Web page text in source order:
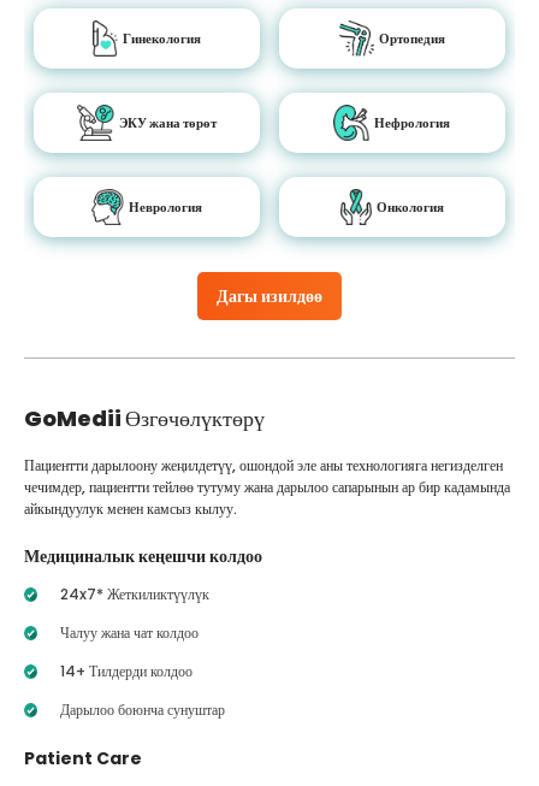
Дагы изилдөө
Гинекология Ортопедия
ЭКУ жана төрөт Нефрология
Неврология Онкология
GoMediiӨзгөчөлүктөрү
Пациентти дарылоону жеңилдетүү, ошондой эле аны технологияга негизделген
чечимдер, пациентти тейлөө тутуму жана дарылоо сапарынын ар бир кадамында
айкындуулук менен камсыз кылуу.
Медициналык кеңешчи колдоо
24x7* Жеткиликтүүлүк
Чалуу жана чат колдоо
14+ Тилдерди колдоо
Дарылоо боюнча сунуштар
Patient Care